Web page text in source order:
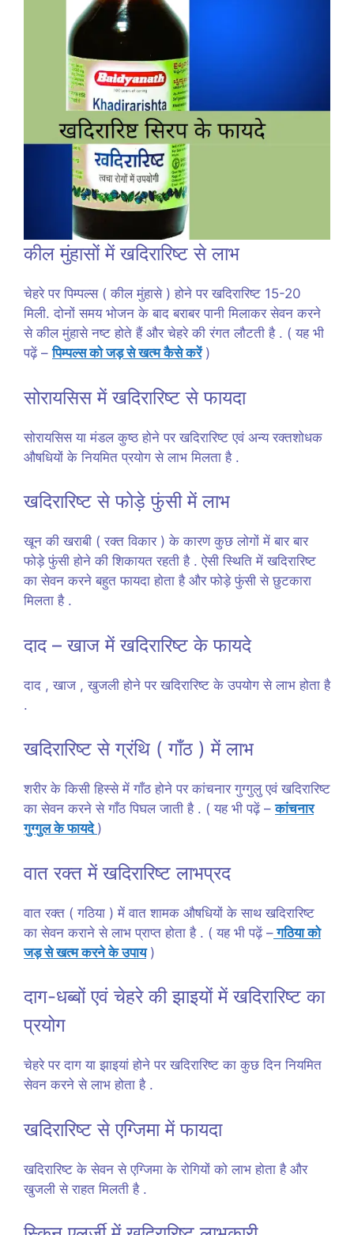
कील मुंहासों में खदिरारिष्ट से लाभ
चेहरे पर पिम्पल्स ( कील मुंहासे ) होने पर खदिरारिष्ट 15-20
मिली. दोनों समय भोजन के बाद बराबर पानी मिलाकर सेवन करने
से कील मुंहासे नष्ट होते हैं और चेहरे की रंगत लौटती है . ( यह भी
पढ़ें –पिम्पल्स को जड़ से खत्म कैसे करें)
सोरायसिस में खदिरारिष्ट से फायदा
सोरायसिस या मंडल कुष्ठ होने पर खदिरारिष्ट एवं अन्य रक्तशोधक
औषधियों के नियमित प्रयोग से लाभ मिलता है .
खदिरारिष्ट से फोड़े फुंसी में लाभ
खून की खराबी ( रक्त विकार ) के कारण कुछ लोगों में बार बार
फोड़े फुंसी होने की शिकायत रहती है . ऐसी स्थिति में खदिरारिष्ट
का सेवन करने बहुत फायदा होता है और फोड़े फुंसी से छुटकारा
मिलता है .
दाद – खाज में खदिरारिष्ट के फायदे
दाद , खाज , खुजली होने पर खदिरारिष्ट के उपयोग से लाभ होता है
.
खदिरारिष्ट से ग्रंथि ( गाँठ ) में लाभ
शरीर के किसी हिस्से में गाँठ होने पर कांचनार गुग्गुलु एवं खदिरारिष्ट
का सेवन करने से गाँठ पिघल जाती है . ( यह भी पढ़ें –कांचनार
गुग्गुल के फायदे )
वात रक्त में खदिरारिष्ट लाभप्रद
वात रक्त ( गठिया ) में वात शामक औषधियों के साथ खदिरारिष्ट
का सेवन कराने से लाभ प्राप्त होता है . ( यह भी पढ़ें –गठिया को
जड़ से खत्म करने के उपाय)
दाग-धब्बों एवं चेहरे की झाइयों में खदिरारिष्ट का
प्रयोग
चेहरे पर दाग या झाइयां होने पर खदिरारिष्ट का कुछ दिन नियमित
सेवन करने से लाभ होता है .
खदिरारिष्ट से एग्जिमा में फायदा
खदिरारिष्ट के सेवन से एग्जिमा के रोगियों को लाभ होता है और
खुजली से राहत मिलती है .